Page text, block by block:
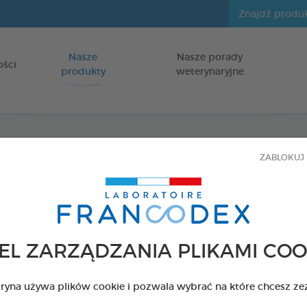
ZARZĄDZANIA PLIKAMI
używa plików cookie i pozwala wybrać na które chcesz
ZABLOKUJ
Idź do zawartości
Nasze
produkty
Nasze porady
weterynaryjne
dla psów i
Butelka 500 ml